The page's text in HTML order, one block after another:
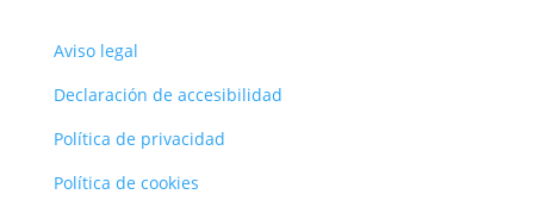
Aviso legal
Declaración de accesibilidad
Política de privacidad
Política de cookies